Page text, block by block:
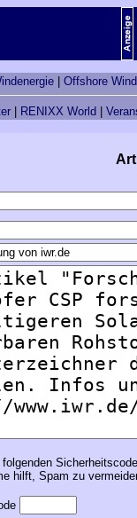
Offshore
RENIXX World
hilft, Spam zu